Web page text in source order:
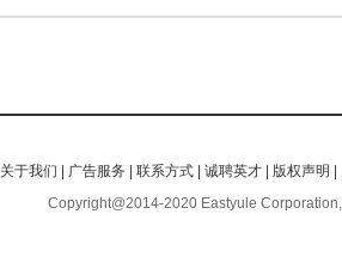
关于我们 | 广告服务 |联系方式 |诚聘英才 | 版权声明 |
Copyright@2014-2020 Eastyule